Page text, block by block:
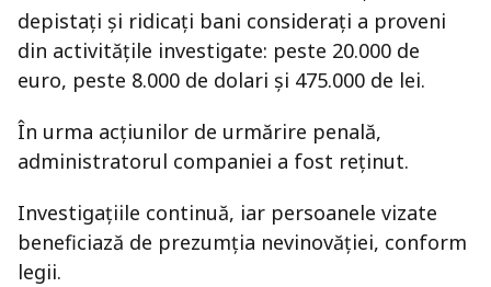
depistați și ridicați bani considerați a proveni
din activitățile investigate: peste 20.000 de
euro, peste 8.000 de dolari și 475.000 de lei.
În urma acțiunilor de urmărire penală,
administratorul companiei a fost reținut.
Investigațiile continuă, iar persoanele vizate
beneficiază de prezumția nevinovăției, conform
legii.